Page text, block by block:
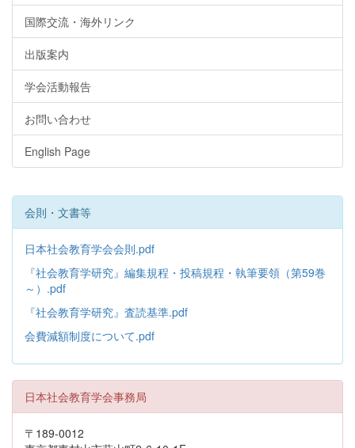
国際交流・海外リンク
出版案内
学会活動報告
お問い合わせ
English Page
会則・文書等
日本社会教育学会会則.pdf
『社会教育学研究』編集規程・投稿規程・執筆要領（第59巻
～）.pdf
『社会教育学研究』査読基準.pdf
会費減額制度について.pdf
日本社会教育学会事務局
〒189-0012